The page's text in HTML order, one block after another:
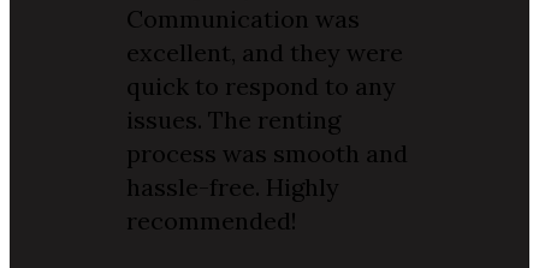
Communication was
excellent, and they were
quick to respond to any
issues. The renting
process was smooth and
hassle-free. Highly
recommended!